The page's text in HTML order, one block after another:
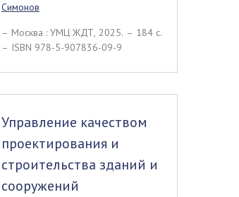
Симонов
– Москва : УМЦ ЖДТ, 2025. – 184 c.
– ISBN 978-5-907836-09-9
Управление качеством
проектирования и
строительства зданий и
сооружений